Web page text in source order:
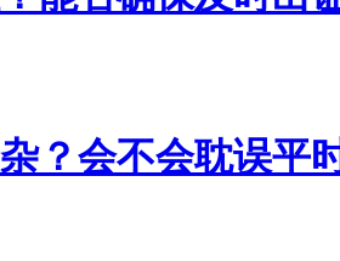
？会不会耽误平